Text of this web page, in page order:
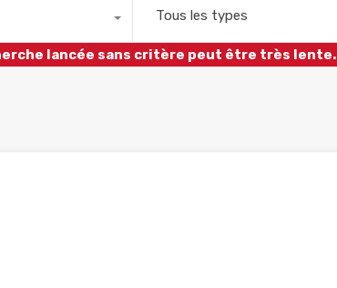
Tous les types
lancée sans critère peut être très lente.